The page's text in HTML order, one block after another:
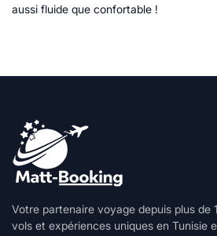
aussi fluide que confortable !
Votre partenaire voyage depuis plus de
vols et expériences uniques en Tunisie